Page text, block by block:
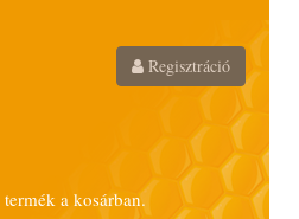
Regisztráció
a kosárban.